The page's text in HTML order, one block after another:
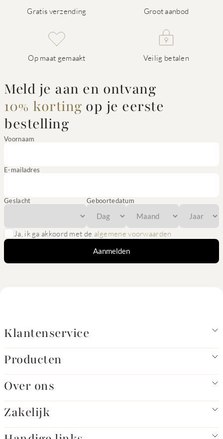
Gratis verzending Groot aanbod
Op maat gemaakt Veilig betalen
Meld je aan en ontvang
10% korting op je eerste
bestelling
Voornaam
E-mailadres
Geslacht Geboortedatum
Ja, ik ga akkoord met de algemene voorwaarden
Aanmelden
Klantenservice
Producten
Over ons
Zakelijk